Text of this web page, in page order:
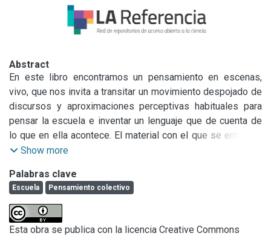
Abstract
En este libro encontramos un pensamiento en escenas,
vivo, que nos invita a transitar un movimiento despojado de
discursos y aproximaciones perceptivas habituales para
pensar la escuela e inventar un lenguaje que de cuenta de
lo que en ella acontece. El material con el que se entreteje
todo el texto se origina en un dispositivo virtual de
Argentina) que ha permitido a las autoras y a quienes
forman parte de esta experiencia colectiva recoger
“virtuales”, que suelen ser invisibles en la vida social de las
instituciones.
Show more
Palabras clave
Escuela Pensamiento colectivo
Esta obra se publica con la licencia Creative Commons